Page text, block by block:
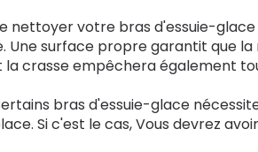
nettoyer votre bras d'essuie-
Une surface propre garantit que la
la crasse empêchera également
bras d'essuie-glace
Si c'est le cas, Vous devrez